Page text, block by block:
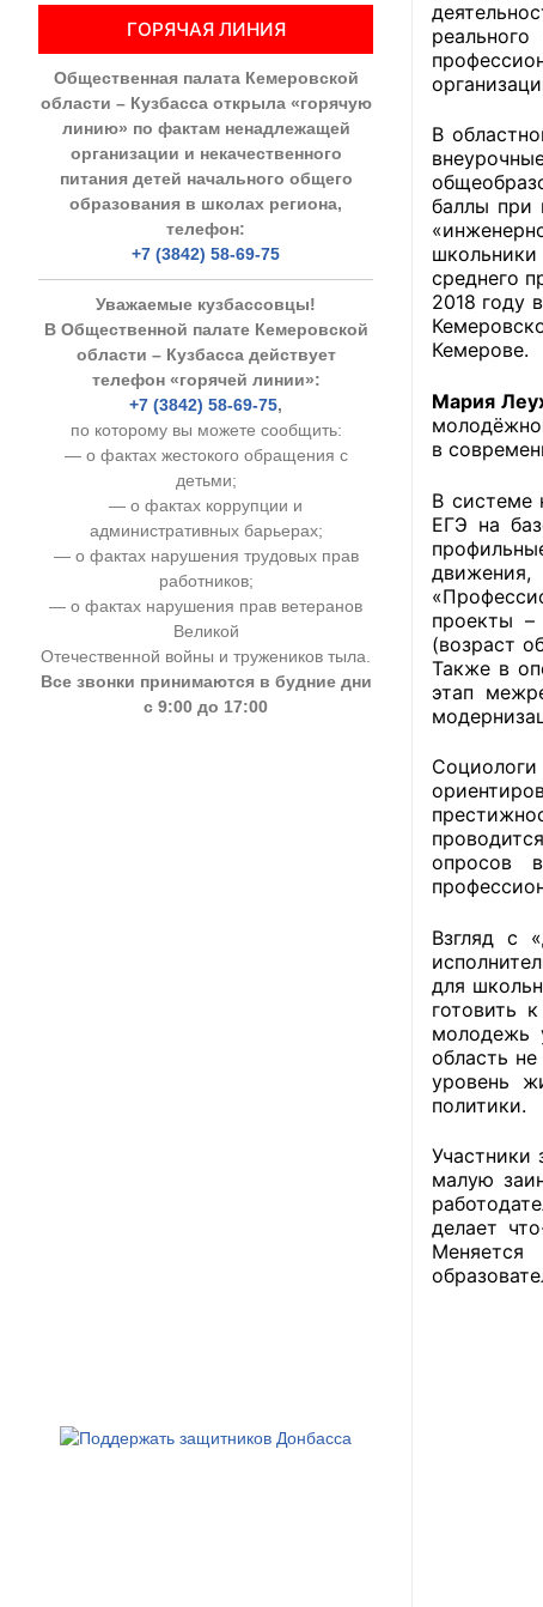
Кодекс
Положения
Соглашения
Рекомендации
Порядок
Аппарат ОП КО
УСТАВ ГКУ
Доходы
В
баллы при
среднего
2018 году
Кемерове.
Мария
в
В системе
ЕГЭ на
движения,
проекты –
(возраст
Также в
этап
опросов
Взгляд с
для
готовить
молодежь
область
уровень
политики.
Участники
малую
делает
ГОРЯЧАЯ ЛИНИЯ
Общественная палата Кемеровской
области – Кузбасса открыла «горячую
линию» по фактам ненадлежащей
организации и некачественного
питания детей начального общего
образования в школах региона,
телефон:
+7 (3842) 58-69-75
Уважаемые кузбассовцы!
В Общественной палате Кемеровской
области – Кузбасса действует
телефон «горячей линии»:
+7 (3842) 58-69-75,
по которому вы можете сообщить:
— о фактах жестокого обращения с
детьми;
— о фактах коррупции и
административных барьерах;
— о фактах нарушения трудовых прав
работников;
— о фактах нарушения прав ветеранов
Великой
Отечественной войны и тружеников тыла.
Все звонки принимаются в будние дни
с 9:00 до 17:00